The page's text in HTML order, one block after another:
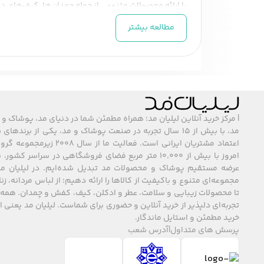
با ارائه محصولات متنوعی از جمله چمدان‌ها،
کنید. برخی از مهم‌ترین تجهیزات جانبی سفر برند دلسی
کوله‌پشتی‌های مسافرتی
کوله‌پشتی‌ها از جنس مقاوم و ضدآب ساخته
تجهیزات جانبی برای راحتی بیشتر
: از جمله
قفل‌های امنیتی برای چمدان‌ها اشاره
چمدان‌های مقاوم و باکیفیت : دلسی
ضربه‌ها و آسیب‌ها مقاوم باشند.
چرا تجهیزات جانبی سفر دلسی را انتخاب کنیم؟
کیفیت بالا : محصولات دلسی به دلیل
طراحی هوشمندانه: دلسی به طراحی
راحتی و امنیت
خرید تجهیزات جانبی سفر دلسیاگر به دنبال خرید
کنید و سفری راحت و بدون دغدغه را تجربه کنید.
مطالعه بیشتر
| مرکز خرید آنلاین لیلیان مد؛ همراه مطمئن شما در دنیای مد، پوشاک
مد، با بیش از ۱۵ سال تجربه در صنعت پوشاک و مد، یکی از
اعتماد مشتریان ایرانی است.
امروز با بیش از ۱۰٬۰۰۰ متر مربع فضای فروشگاهی در
عرضه مستقیم پوشاک و محصولات مد تبدیل شده‌ایم. در لیلیان
مجموعه‌ای متنوع و باکیفیت از کالاها را ارائه دهیم؛ از لباس مردانه،
تا محصولات زیبایی و سلامت، عطر و ادکلن، کیف، کفش و چمدان.
تجربه‌ای دلپذیر از خرید آنلاین و حضوری برای شماست. لیلیان مد
خرید مطمئن و استایل ماندگار.
پرسش های متداول|آدرس شعب